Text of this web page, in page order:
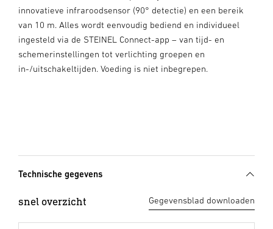
innovatieve infraroodsensor (90° detectie) en een bereik
van 10 m. Alles wordt eenvoudig bediend en individueel
ingesteld via de STEINEL Connect-app – van tijd- en
schemerinstellingen tot verlichting groepen en
in-/uitschakeltijden. Voeding is niet inbegrepen.
Technische gegevens
snel overzicht Gegevensblad downloaden